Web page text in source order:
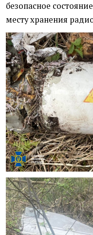
безопасное
месту хранения